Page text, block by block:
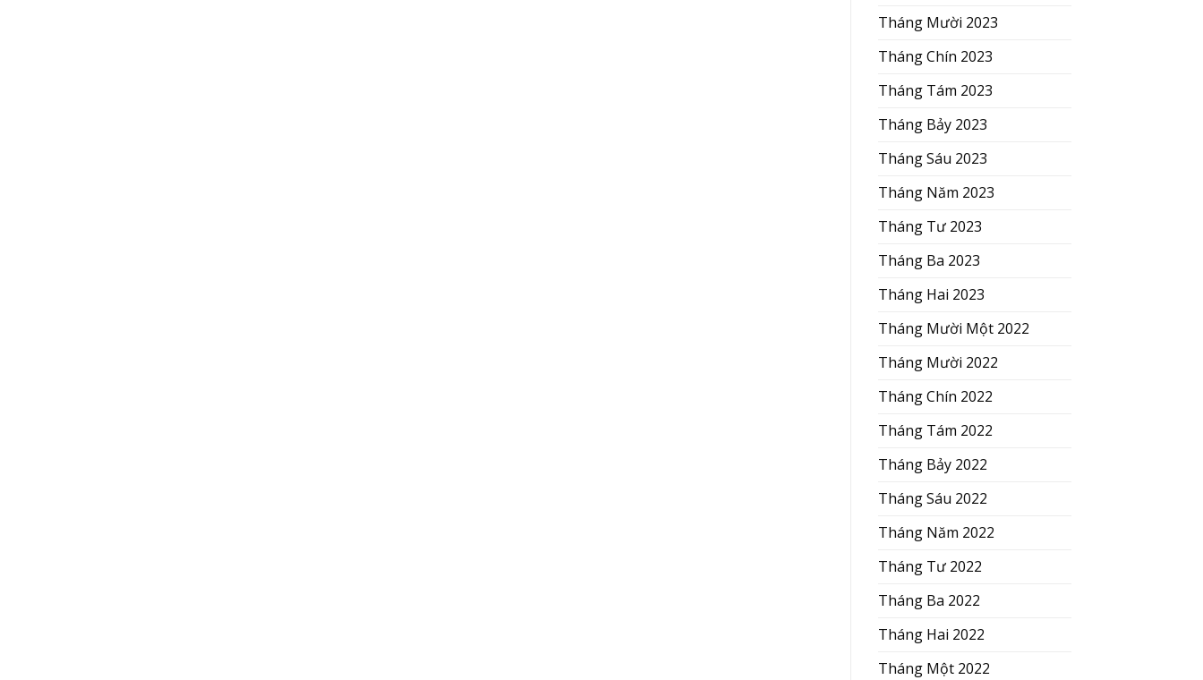
Tháng Mười 2023
Tháng Chín 2023
Tháng Tám 2023
Tháng Bảy 2023
Tháng Sáu 2023
Tháng Năm 2023
Tháng Tư 2023
Tháng Ba 2023
Tháng Hai 2023
Tháng Mười Một 2022
Tháng Mười 2022
Tháng Chín 2022
Tháng Tám 2022
Tháng Bảy 2022
Tháng Sáu 2022
Tháng Năm 2022
Tháng Tư 2022
Tháng Ba 2022
Tháng Hai 2022
Tháng Một 2022